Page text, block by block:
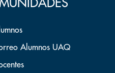
Alumnos UAQ